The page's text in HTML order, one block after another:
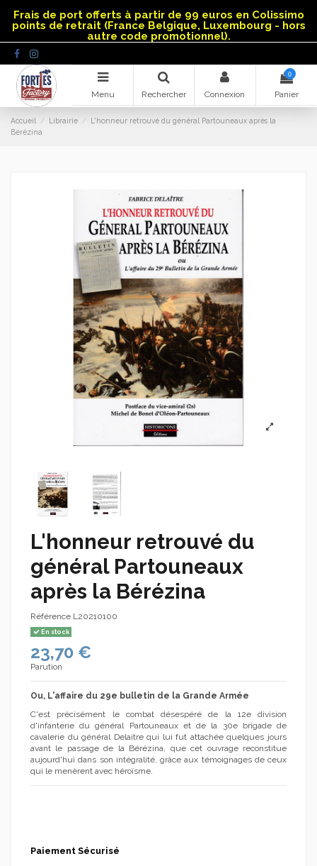
Frais de port offerts à partir de 99 euros en Colissimo
points de retrait (France Belgique, Luxembourg - hors
autre code promotionnel).
Menu Rechercher Connexion
0
Panier
Accueil Librairie
L'honneur retrouvé du général Partouneaux après la
Bérézina
L'honneur retrouvé du
général Partouneaux
après la Bérézina
Référence L20210100
En stock
23,70 €
Parution
Ou, L'affaire du 29e bulletin de la Grande Armée
C'est précisément le combat désespéré de la 12e division
d'infanterie du général Partouneaux et de la 30e brigade de
cavalerie du général Delaitre qui lui fut attachée quelques jours
avant le passage de la Bérézina, que cet ouvrage reconstitue
aujourd'hui dans son intégralité, grâce aux témoignages de ceux
qui le menèrent avec héroïsme.
Paiement Sécurisé